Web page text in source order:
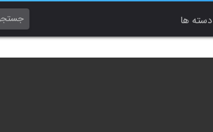
دسته ها